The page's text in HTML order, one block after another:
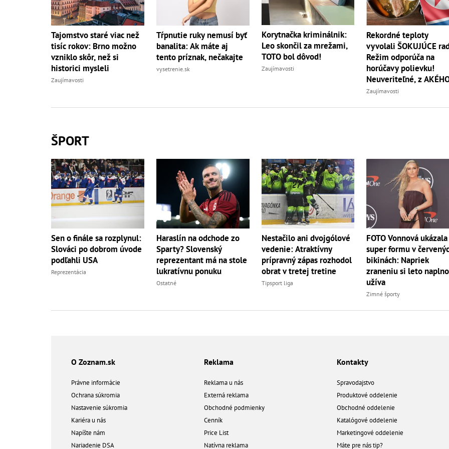
Tajomstvo staré viac než
tisíc rokov: Brno možno
vzniklo skôr, než si
historici mysleli
Zaujímavosti
Tŕpnutie ruky nemusí byť
banalita: Ak máte aj
tento príznak, nečakajte
vysetrenie.sk
Korytnačka kriminálnik:
Leo skončil za mrežami,
TOTO bol dôvod!
Zaujímavosti
Rekordné teploty
vyvolali ŠOKUJÚCE
Režim odporúča na
horúčavy polievku!
Neuveriteľné, z
zvierata
Zaujímavosti
ŠPORT
Sen o finále sa rozplynul:
Slováci po dobrom úvode
podľahli USA
Reprezentácia
Haraslín na odchode zo
Sparty? Slovenský
reprezentant má na stole
lukratívnu ponuku
Ostatné
Nestačilo ani dvojgólové
vedenie: Atraktívny
prípravný zápas rozhodol
obrat v tretej tretine
Tipsport liga
FOTO Vonnová ukázala
super formu v
bikinách: Napriek
zraneniu si leto naplno
užíva
Zimné športy
O Zoznam.sk
Právne informácie
Ochrana súkromia
Nastavenie súkromia
Kariéra u nás
Napíšte nám
Nariadenie DSA
Reklama
Reklama u nás
Externá reklama
Obchodné podmienky
Cenník
Price List
Natívna reklama
Kontakty
Spravodajstvo
Produktové oddelenie
Obchodné oddelenie
Katalógové oddelenie
Marketingové oddelenie
Máte pre nás tip?